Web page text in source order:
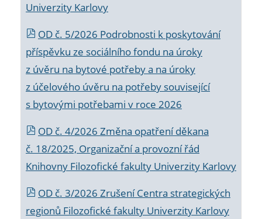
Univerzity Karlovy
OD č. 5/2026 Podrobnosti k poskytování
příspěvku ze sociálního fondu na úroky
z úvěru na bytové potřeby a na úroky
z účelového úvěru na potřeby související
s bytovými potřebami v roce 2026
OD č. 4/2026 Změna opatření děkana
č. 18/2025, Organizační a provozní řád
Knihovny Filozofické fakulty Univerzity Karlovy
OD č. 3/2026 Zrušení Centra strategických
regionů Filozofické fakulty Univerzity Karlovy